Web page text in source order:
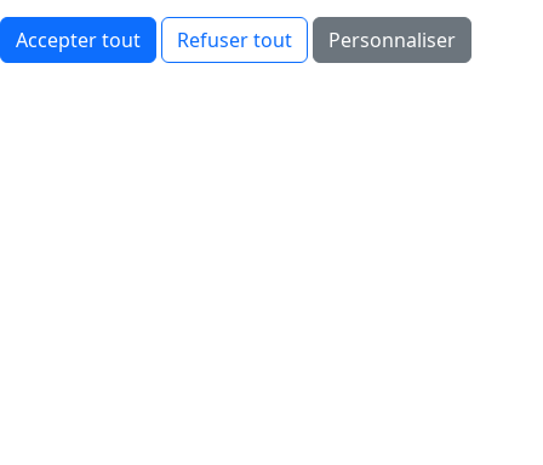
Accepter tout Refuser tout Personnaliser